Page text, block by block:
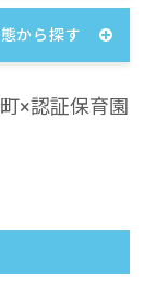
から探す
×認証保育園